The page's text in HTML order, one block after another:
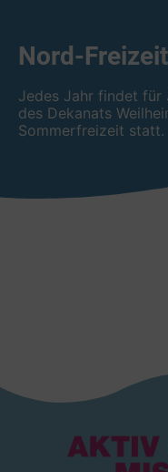
Nord-
Jedes Jahr findet für
des Dekanats
Sommerfreizeit statt.